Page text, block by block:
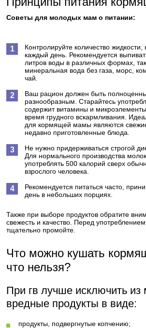
Советы для молодых мам о питании:
Контролируйте количество
каждый день. Рекомендуется
литров воды в различных формах,
минеральная вода без газа, морс,
чай.
Ваш рацион должен быть
разнообразным. Старайтесь
содержит витамины и
время грудного вскармливания.
для кормящей мамы являются
недавно приготовленные блюда.
Не нужно придерживаться строгой
Для нормального производства
употреблять 500 калорий сверх
взрослого человека.
Рекомендуется питаться часто,
день в небольших порциях.
Также при выборе продуктов обратите
свежесть и качество. Перед
тщательно промойте.
Что можно кушать
что нельзя?
При гв лучше исключить
вредные продукты в виде:
продукты, подвергнутые копчению;